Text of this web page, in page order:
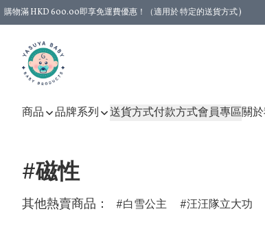
購物滿 HKD 600.00即享免運費優惠！（適用於 特定的送貨方式 )
商品 品牌系列 送貨方式付款方式會員專區關
#磁性
其他熱賣商品： 白雪公主 汪汪隊立大功